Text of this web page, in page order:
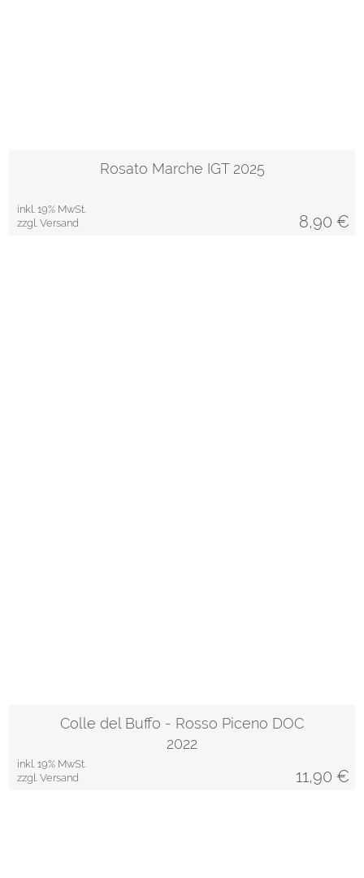
Rosato Marche IGT 2025
inkl. 19% MwSt.
zzgl. Versand
8,90 €
Colle del Buffo - Rosso Piceno DOC
2022
inkl. 19% MwSt.
zzgl. Versand
11,90 €